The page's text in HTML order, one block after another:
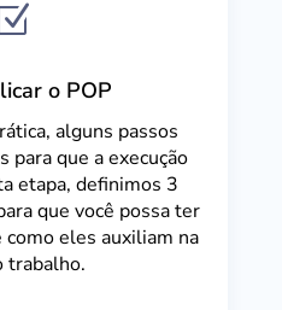
o POP
alguns passos
para que a execução
etapa, definimos 3
que você possa ter
eles auxiliam na
trabalho.